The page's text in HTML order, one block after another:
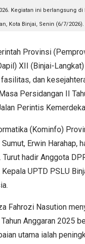
Kegiatan ini berlangsung
Kota Binjai, Senin (6/7/
Provinsi
XII (Binjai-
dan
Persidangan II
Perintis
(Kominfo)
Erwin Harahap,
hadir Anggota
UPTD PSLU
Fahrozi Nasution
Anggaran 2025
utama ialah